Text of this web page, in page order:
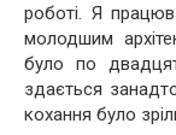
роботі. Я
молодшим
було по
здається
кохання було